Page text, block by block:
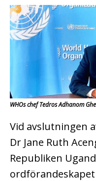
WHOs chef Tedros Adhanom
Vid avslutningen
Dr Jane Ruth
Republiken
ordförandeskapet